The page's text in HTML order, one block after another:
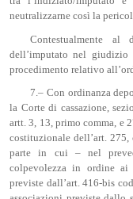
neutralizzarne così la
Contestualmente al
dell’imputato nel
procedimento relativo
7.– Con ordinanza
la Corte di cassazione,
artt. 3, 13, primo comma, e
costituzionale dell’art. 275,
parte in cui – nel
colpevolezza in ordine ai
previste dall’art. 416-bis